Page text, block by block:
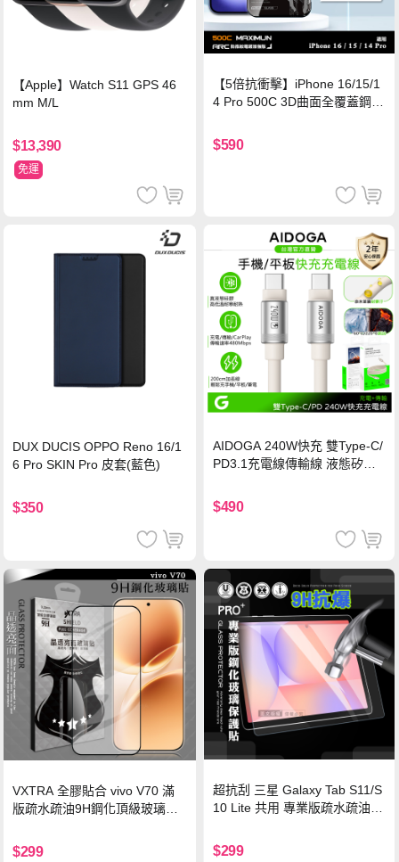
【Apple】Watch S11 GPS 46
mm M/L
$13,390
免運
【5倍抗衝擊】iPhone 16/15/1
4 Pro 500C 3D曲面全覆蓋鋼化
保護貼
$590
DUX DUCIS OPPO Reno 16/1
6 Pro SKIN Pro 皮套(藍色)
$350
AIDOGA 240W快充 雙Type-C/
PD3.1充電線傳輸線 液態矽膠
機/平板/筆電
$490
VXTRA 全膠貼合 vivo V70 滿
版疏水疏油9H鋼化頂級玻璃貼
$299
超抗刮 三星 Galaxy Tab S11/S
10 Lite 共用 專業版疏水疏油9
$299